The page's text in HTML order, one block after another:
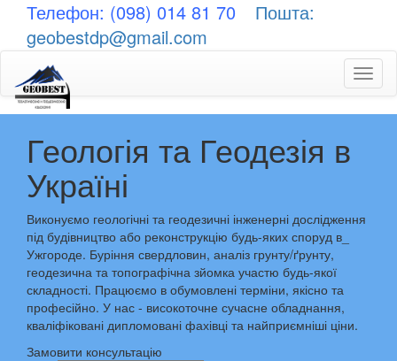
Телефон: (098) 014 81 70
Пошта:
geobestdp@gmail.com
Геологія та Геодезія в
Україні
Виконуємо геологічні та геодезичні інженерні дослідження
під будівництво або реконструкцію будь-яких споруд в_
Ужгороде. Буріння свердловин, аналіз грунту/ґрунту,
геодезична та топографічна зйомка участю будь-якої
складності. Працюємо в обумовлені терміни, якісно та
професійно. У нас - високоточне сучасне обладнання,
кваліфіковані дипломовані фахівці та найприємніші ціни.
Замовити консультацію